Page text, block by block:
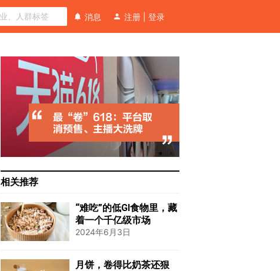
消息 注册 登录
相关推荐
“难吃”的低GI食物里，藏
着一个千亿级市场
2024年6月3日
月饼，卷得比奶茶还狠